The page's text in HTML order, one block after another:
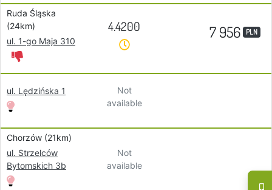
Ruda Śląska
(24km)
ul. 1-go Maja 310
4.4200 7 956 PLN
ul. Lędzińska 1
Not
available
Chorzów (21km)
ul. Strzelców
Bytomskich 3b
Not
available